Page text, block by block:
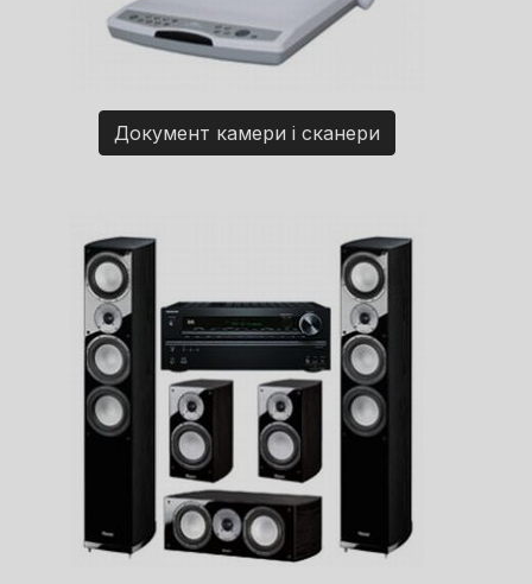
Документ камери і сканери